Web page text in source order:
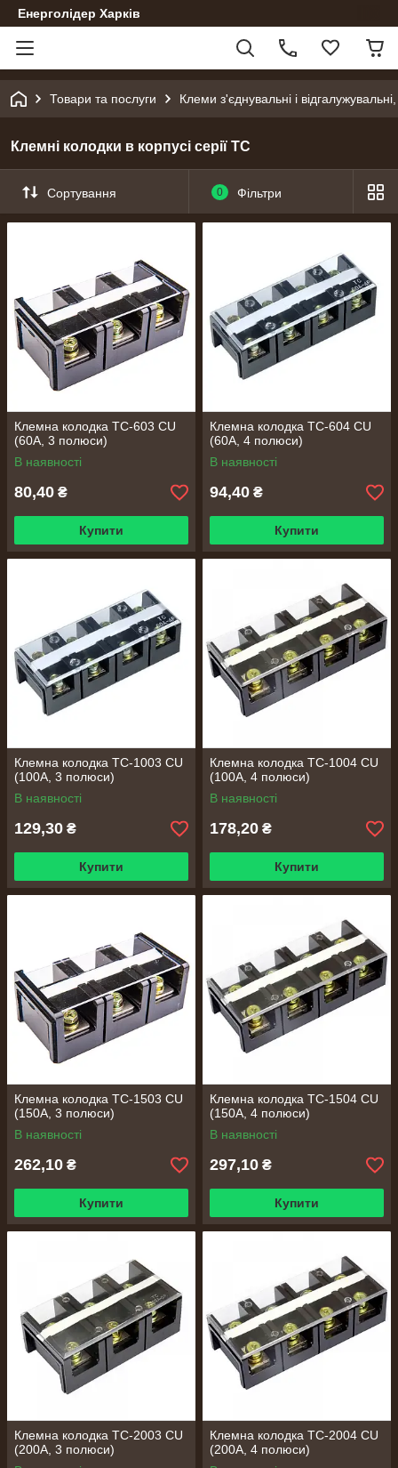
Енерголідер Харків
Товари та послуги Клеми з'єднувальні і
Клемні колодки в корпусі серії ТС
Сортування 0 Фільтри
Клемна колодка TC-603 CU
(60А, 3 полюси)
В наявності
80,40 ₴
Купити
Клемна колодка TC-604 CU
(60А, 4 полюси)
В наявності
94,40 ₴
Купити
Клемна колодка TC-1003 CU
(100А, 3 полюси)
В наявності
129,30 ₴
Купити
Клемна колодка TC-1004 CU
(100А, 4 полюси)
В наявності
178,20 ₴
Купити
Клемна колодка TC-1503 CU
(150А, 3 полюси)
В наявності
262,10 ₴
Купити
Клемна колодка TC-1504 CU
(150А, 4 полюси)
В наявності
297,10 ₴
Купити
Клемна колодка TC-2003 CU
(200А, 3 полюси)
Клемна колодка TC-2004 CU
(200А, 4 полюси)